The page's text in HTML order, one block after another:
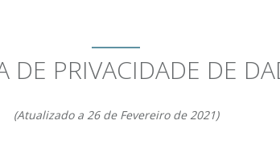
DE PRIVACIDADE DE
(Atualizado a 26 de Fevereiro de 2021)